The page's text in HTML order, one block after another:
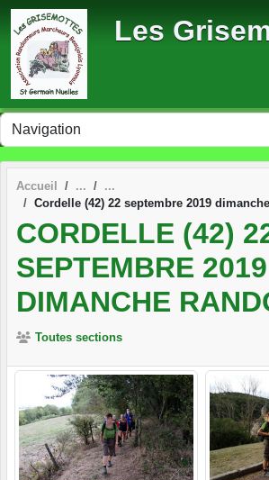
Les
Accueil
Cordelle (42) 22 septembre 2019
CORDELLE (42)
SEPTEMBRE 2019
DIMANCHE
Toutes sections
Panneau de gestion des cookies